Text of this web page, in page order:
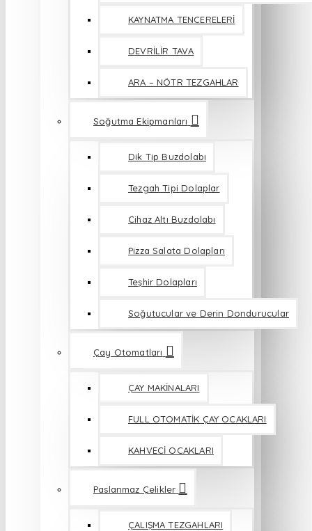
KAYNATMA TENCERELERİ
DEVRİLİR TAVA
ARA – NÖTR TEZGAHLAR
Soğutma Ekipmanları
Dik Tip Buzdolabı
Tezgah Tipi Dolaplar
Cihaz Altı Buzdolabı
Pizza Salata Dolapları
Teşhir Dolapları
Soğutucular ve Derin Dondurucular
Çay Otomatları
ÇAY MAKİNALARI
FULL OTOMATİK ÇAY OCAKLARI
KAHVECİ OCAKLARI
Paslanmaz Çelikler
ÇALIŞMA TEZGAHLARI